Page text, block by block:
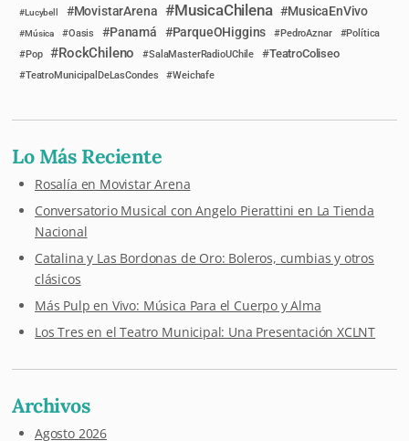
Lucybell
MovistarArena MusicaChilena MusicaEnVivo
Música Oasis Panamá ParqueOHiggins PedroAznar
Política
Pop
RockChileno SalaMasterRadioUChile TeatroColiseo
TeatroMunicipalDeLasCondes Weichafe
Lo Más Reciente
Rosalía en Movistar Arena
Conversatorio Musical con Angelo Pierattini en La Tienda
Nacional
Catalina y Las Bordonas de Oro: Boleros, cumbias y otros
clásicos
Más Pulp en Vivo: Música Para el Cuerpo y Alma
Los Tres en el Teatro Municipal: Una Presentación XCLNT
Archivos
Agosto 2026